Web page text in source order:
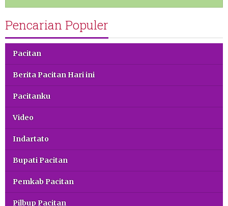
Pencarian Populer
Pacitan
Berita Pacitan Hari ini
Pacitanku
Video
Indartato
Bupati Pacitan
Pemkab Pacitan
Pilbup Pacitan